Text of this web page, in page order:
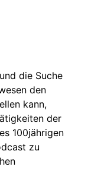
die Suche
den
kann,
der
100jährigen
zu